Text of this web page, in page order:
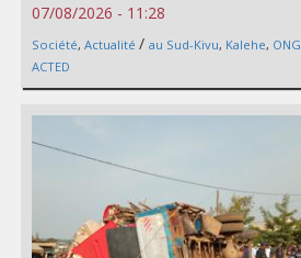
07/08/2026 - 11:28
Société, Actualité / au Sud-Kivu, Kalehe, ONG
ACTED